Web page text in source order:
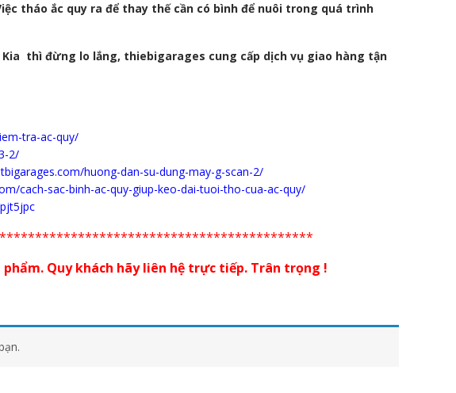
tháo ắc quy ra để thay thế cần có bình để nuôi trong quá trình
thì đừng lo lắng, thiebigarages cung cấp dịch vụ giao hàng tận
tra-ac-quy/
2/
huong-dan-su-dung-may-g-scan-2/
cach-sac-binh-ac-quy-giup-keo-dai-tuoi-tho-cua-ac-quy/
Quy khách hãy liên hệ trực tiếp. Trân trọng !